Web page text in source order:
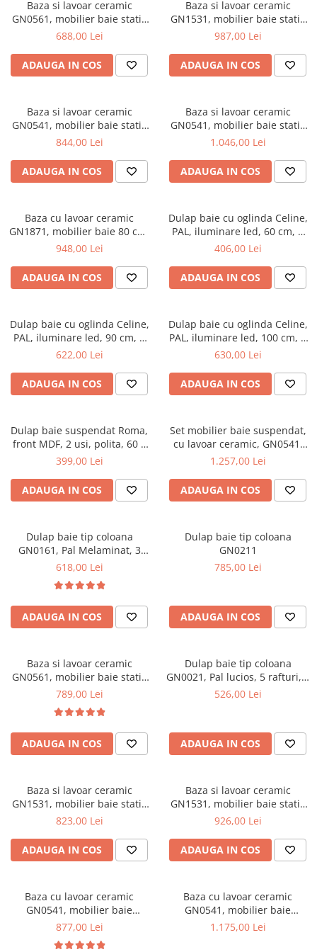
Saltele Pocket
Saltele cu arcuri impachetate
individual
Saltele Memory Pocket
Saltele Memory Foam
Saltele cu plasa arcuri
Saltele cu spuma
Saltele cu spuma poliuretanica
Saltele Memory
Saltele 140x200
Saltele 160x200
Saltele 180x200
Top saltele 5 cm
Top saltele 10 cm
Top saltele memory 5 cm
Top saltele MemoHR 6.5 cm
Saltele ieftine
Saltele cu spuma
Noptiere
Paturi
Masute de toaleta
Scaune pentru living
Seturi comode living si vitrine
Mobila living
Comode living
Set mese plus scaune
Scaune ergonomice
Etajere Birou
Dulap birou
Birouri
Scaune pentru birou
Scaune manager
Mese bucatarie
Scaune pentru bucatarie
Seturi mese si scaune bucatarie
Mobilier hol
Mobila hol
Suporturi si rafturi pantofi
Portmantouri
Seturi mobilier hol
Stender haine
Suport pentru umerase
Cuiere
Mobilier gradinita
Scaune gradinita
Set mese si scaune gradinita
Mobilier copii
Mobila camera copii
Scaune birou pentru copii
Paturi copii
Masa si scaune gradinita
Seturi comode living si dormitor
Scaune birou
Scaune profesionale
Scaune Lemn
Scaune resigilate
Scaune gradinita
Scaune terasa si outdoor
Baza si lavoar ceramic
GN0561, mobilier baie stativ
50 cm, front MDF, 2 usi, 2
reglabile, alb/antracit
688,00 Lei
ADAUGA IN COS
Baza si lavoar ceramic
GN1531, mobilier baie stativ
80 cm, front MDF, 3 usi, 2
picioare cromate reglabile,
alb
987,00 Lei
ADAUGA IN COS
Baza si lavoar ceramic
GN0541, mobilier baie stativ
60 cm, front MDF, 2 usi, 2
picioare cromate reglabile,
alb
844,00 Lei
ADAUGA IN COS
Baza si lavoar ceramic
GN0541, mobilier baie stativ
60 cm, front MDF, 2 sertare,
alb
1.046,00 Lei
ADAUGA IN COS
Baza cu lavoar ceramic
GN1871, mobilier baie 80 cm,
front MDF, 1 sertar, 1 usa,
cromate reglabile, alb
948,00 Lei
ADAUGA IN COS
Dulap baie cu oglinda Celine,
PAL, iluminare led, 60 cm, 2
usi, 3 rafturi, soft close, alb
406,00 Lei
ADAUGA IN COS
Dulap baie cu oglinda Celine,
PAL, iluminare led, 90 cm, 3
usi, 3 rafturi, soft close, alb
622,00 Lei
ADAUGA IN COS
Dulap baie cu oglinda Celine,
PAL, iluminare led, 100 cm, 3
usi, 3 rafturi, soft close, alb
630,00 Lei
ADAUGA IN COS
Dulap baie suspendat Roma,
front MDF, 2 usi, polita, 60 x
68 cm, alb
399,00 Lei
ADAUGA IN COS
Set mobilier baie suspendat,
cu lavoar ceramic, GN0541,
front MDF, 60 cm, 2 sertare,
cu dulap GN0201,
dreptunghiulara, PAL,
1.257,00 Lei
ADAUGA IN COS
Dulap baie tip coloana
GN0161, Pal Melaminat, 3
rafturi, cos rufe, alb
618,00 Lei
ADAUGA IN COS
Dulap baie tip coloana
GN0211
785,00 Lei
ADAUGA IN COS
Baza si lavoar ceramic
GN0561, mobilier baie stativ
70 cm, front MDF, 2 usi,
alb/antracit
789,00 Lei
ADAUGA IN COS
Dulap baie tip coloana
GN0021, Pal lucios, 5 rafturi, 4
usi, picioare reglabile,
526,00 Lei
ADAUGA IN COS
Baza si lavoar ceramic
GN1531, mobilier baie stativ
55 cm, front MDF, 2 usi, 2
picioare cromate reglabile,
alb
823,00 Lei
ADAUGA IN COS
Baza si lavoar ceramic
GN1531, mobilier baie stativ
75 cm, front MDF, 2 usi, 3
picioare cromate reglabile,
alb
926,00 Lei
ADAUGA IN COS
Baza cu lavoar ceramic
GN0541, mobilier baie
suspendat 60 cm, front MDF,
877,00 Lei
Baza cu lavoar ceramic
GN0541, mobilier baie
suspendat 80 cm, front MDF,
1.175,00 Lei